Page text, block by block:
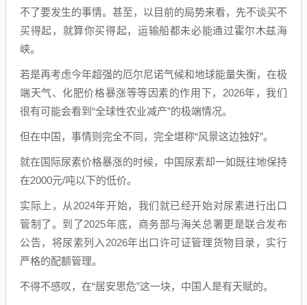
不了要发生的事情。甚至，以目前的局势来看，先不谈买不
买得起，就算你买得起，运输船都未必能通过霍尔木兹海
峡。
若是再考虑今年超强的厄尔尼诺气候和地球能量失衡，在极
端天气、化肥价格暴涨等等因素的作用下，2026年，我们
很有可能会看到“全球性农业减产”的极端情况。
但在中国，事情则完全不同，完全堪称“风景这边独好”。
就在国际尿素价格暴涨的时候，中国尿素却一如既往地保持
在2000元/吨以下的低价。
实际上，从2024年开始，我们就已经开始对尿素进行出口
管制了。到了2025年底，商务部与海关总署更是联合发布
公告，将尿素列入2026年出口许可证管理货物目录，实行
严格的配额管理。
不得不感叹，在“居安思危”这一块，中国人是有天赋的。